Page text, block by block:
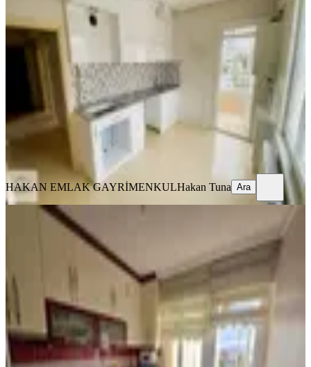
Hakan Emlak'tan Yörük Evler Cami
Civarında
3+1 · 105 m² 05.08.2026
3.150.000 ₺
HAKAN EMLAK GAYRİMENKUL Hakan Tuna
HAKAN EMLAK GAYRİMENKULHakan Tuna Ara
Aydoğdu'dan Hacıbektaş Vakfı Yakını
3+1 Daire,115m² Güneş Cephe
Merkez, Bahçelievler Mahallesi
130 m² ·04.08.2026
3.200.000 ₺